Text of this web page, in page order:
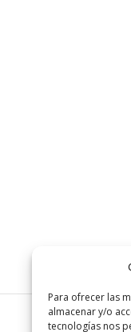
Para ofrecer las
almacenar y/o
tecnologías nos